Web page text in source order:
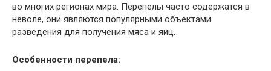
во многих регионах мира. Перепелы часто содержатся в
неволе, они являются популярными объектами
разведения для получения мяса и яиц.
Особенности перепела: